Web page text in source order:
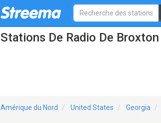
Stations De Radio De Broxton
Amérique du Nord United States Georgia